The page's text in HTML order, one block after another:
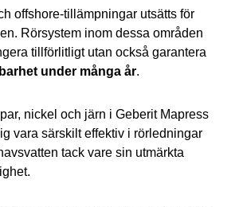
offshore-tillämpningar utsätts för
Rörsystem inom dessa områden
tillförlitligt utan också garantera
under många år.
nickel och järn i Geberit Mapress
vara särskilt effektiv i rörledningar
tack vare sin utmärkta